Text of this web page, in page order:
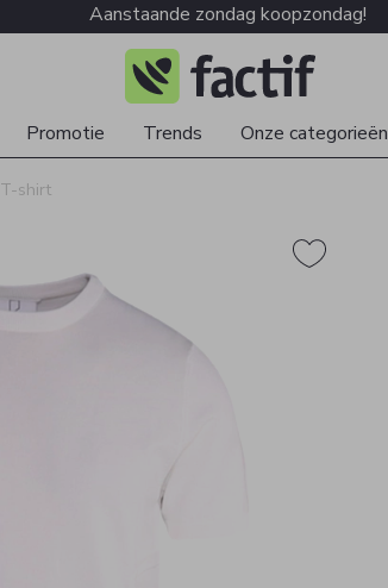
Aanstaande zondag koopzondag!
Promotie Trends Onze categorieën
T-shirt